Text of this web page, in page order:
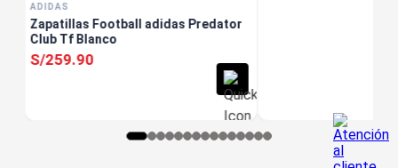
ADIDAS
Zapatillas Football adidas Predator
Club Tf Blanco
S/259.90